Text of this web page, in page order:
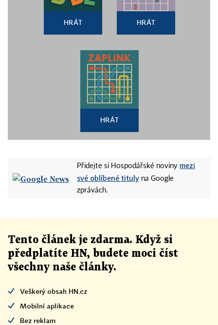
HRÁT HRÁT
HRÁT
Přidejte si Hospodářské noviny mezi
své oblíbené tituly na Google
zprávách.
Tento článek je zdarma. Když si
předplatíte HN, budete moci číst
všechny naše články.
Veškerý obsah HN.cz
Mobilní aplikace
Bez reklam